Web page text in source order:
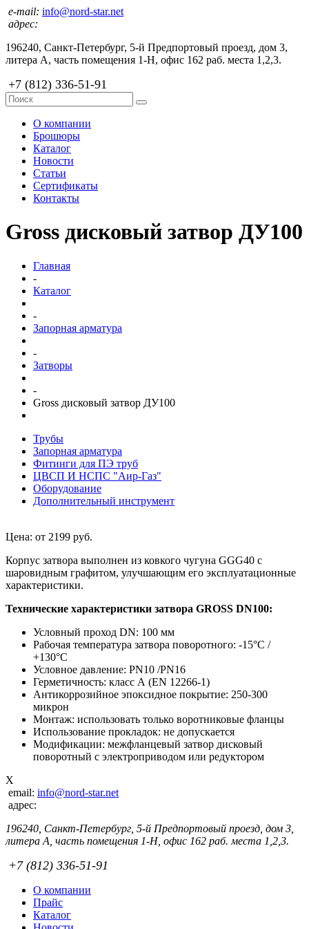
e-mail: info@nord-star.net
адрес:
196240, Санкт-Петербург, 5-й Предпортовый проезд, дом 3,
литера А, часть помещения 1-Н, офис 162 раб. места 1,2,3.
+7 (812) 336-51-91
О компании
Брошюры
Каталог
Новости
Статьи
Сертификаты
Контакты
Gross дисковый затвор ДУ100
Главная
-
Каталог
-
Запорная арматура
-
Затворы
-
Gross дисковый затвор ДУ100
Трубы
Запорная арматура
Фитинги для ПЭ труб
ЦВСП И НСПС "Аир-Газ"
Оборудование
Дополнительный инструмент
Цена: от 2199 руб.
Корпус затвора выполнен из ковкого чугуна GGG40 с
шаровидным графитом, улучшающим его эксплуатационные
характеристики.
Технические характеристики затвора GROSS DN100:
Условный проход DN: 100 мм
Рабочая температура затвора поворотного: -15°C /
+130°C
Условное давление: PN10 /PN16
Герметичность: класс А (EN 12266-1)
Антикоррозийное эпоксидное покрытие: 250-300
микрон
Монтаж: использовать только воротниковые фланцы
Использование прокладок: не допускается
Модификации: межфланцевый затвор дисковый
поворотный с электроприводом или редуктором
X
email: info@nord-star.net
адрес:
196240, Санкт-Петербург, 5-й Предпортовый проезд, дом 3,
литера А, часть помещения 1-Н, офис 162 раб. места 1,2,3.
+7 (812) 336-51-91
О компании
Прайс
Каталог